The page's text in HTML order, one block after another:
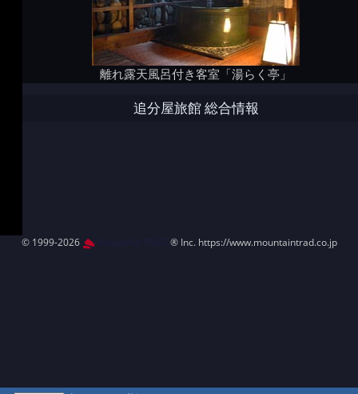
離れ露天風呂付き客室「湯らく亭」
追分屋旅館 総合情報
© 1999-2026 MountAin TRAD ® Inc. https://www.mountaintrad.co.jp